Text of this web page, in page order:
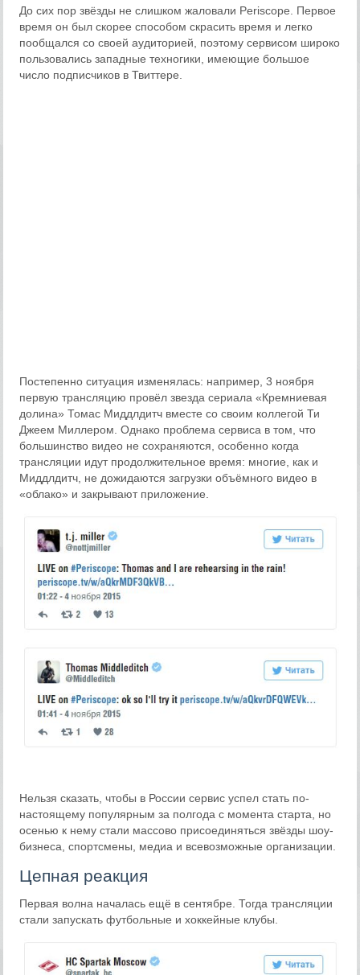
До сих пор звёзды не слишком жаловали Periscope. Первое
время он был скорее способом скрасить время и легко
пообщался со своей аудиторией, поэтому сервисом широко
пользовались западные техногики, имеющие большое
число подписчиков в Твиттере.
Постепенно ситуация изменялась: например, 3 ноября
первую трансляцию провёл звезда сериала «Кремниевая
долина» Томас Миддлдитч вместе со своим коллегой Ти
Джеем Миллером. Однако проблема сервиса в том, что
большинство видео не сохраняются, особенно когда
трансляции идут продолжительное время: многие, как и
Миддлдитч, не дожидаются загрузки объёмного видео в
«облако» и закрывают приложение.
Нельзя сказать, чтобы в России сервис успел стать по-
настоящему популярным за полгода с момента старта, но
осенью к нему стали массово присоединяться звёзды шоу-
бизнеса, спортсмены, медиа и всевозможные организации.
Цепная реакция
Первая волна началась ещё в сентябре. Тогда трансляции
стали запускать футбольные и хоккейные клубы.